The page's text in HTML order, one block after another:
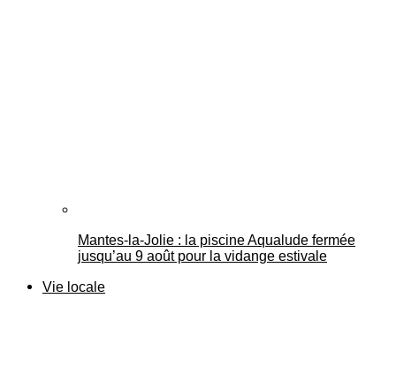
Mantes-la-Jolie : la piscine Aqualude fermée
jusqu’au 9 août pour la vidange estivale
Vie locale